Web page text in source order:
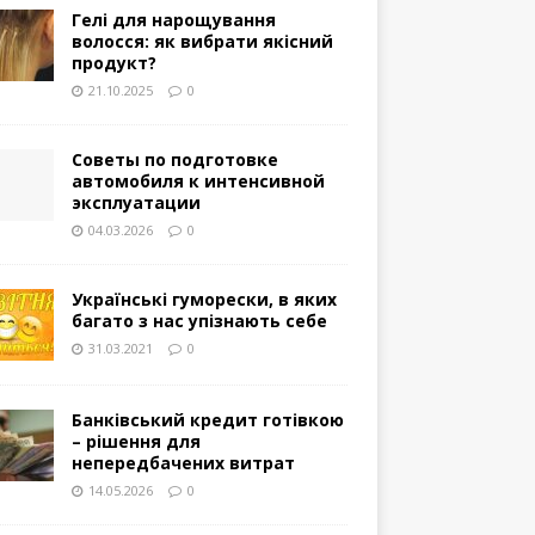
Гелі для нарощування
волосся: як вибрати якісний
продукт?
21.10.2025 0
Советы по подготовке
автомобиля к интенсивной
эксплуатации
04.03.2026 0
Українські гуморески, в яких
багато з нас упізнають себе
31.03.2021 0
Банківський кредит готівкою
– рішення для
непередбачених витрат
14.05.2026 0